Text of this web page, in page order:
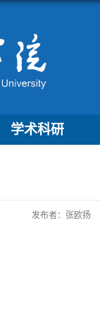
学术科研
发布者：张欧扬